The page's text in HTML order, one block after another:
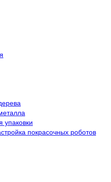
упаковки
покрасочных роботов